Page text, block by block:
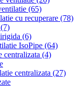
(65)
cu recuperare (78)
(7)
(6)
IsoPipe (64)
centralizata (4)
centralizata (27)